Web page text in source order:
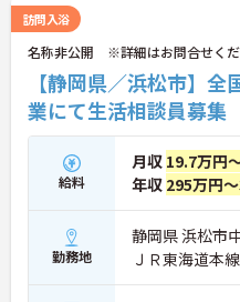
訪問入浴
名称非公開 ※詳細はお問合せく
【静岡県／浜松市】
業にて生活相談員募集
給料
月収 19.7万円
年収 295万円
勤務地
静岡県 浜松市
ＪＲ東海道本